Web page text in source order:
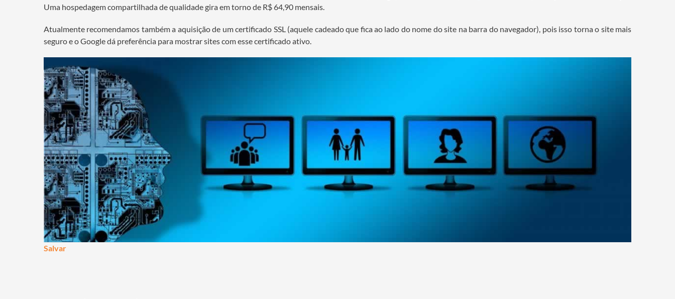
Uma hospedagem compartilhada de qualidade gira em torno de R$ 64,90 mensais.
Atualmente recomendamos também a aquisição de um certificado SSL (aquele cadeado que fica ao lado do nome do site na barra do navegador), pois isso torna o site mais
seguro e o Google dá preferência para mostrar sites com esse certificado ativo.
Salvar